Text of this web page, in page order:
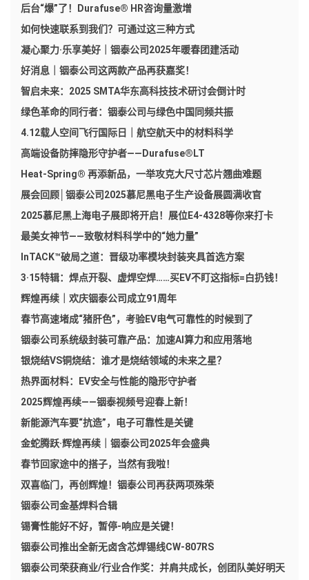
后台“爆”了！Durafuse® HR咨询量激增
如何快速联系到我们？可通过这三种方式
凝心聚力·乐享美好｜铟泰公司2025年暖春团建活动
好消息｜铟泰公司这两款产品再获嘉奖！
智启未来：2025 SMTA华东高科技技术研讨会倒计时
绿色革命的同行者：铟泰公司与绿色中国同频共振
4.12载人空间飞行国际日｜航空航天中的材料科学
高端设备防摔隐形守护者——Durafuse®LT
Heat-Spring® 再添新品，一举攻克大尺寸芯片翘曲难题
展会回顾│铟泰公司2025慕尼黑电子生产设备展圆满收官
2025慕尼黑上海电子展即将开启！展位E4-4328等你来打卡
最美女神节——致敬材料科学中的“她力量”
InTACK™破局之道：晋级功率模块封装夹具首选方案
3·15特辑：焊点开裂、虚焊空焊……买EV不盯这指标=白扔钱！
辉煌再续｜欢庆铟泰公司成立91周年
春节高速堵成“猪肝色”，考验EV电气可靠性的时候到了
铟泰公司系统级封装可靠产品：加速AI算力和应用落地
银烧结VS铜烧结：谁才是烧结领域的未来之星？
热界面材料：EV安全与性能的隐形守护者
2025辉煌再续——铟泰视频号迎春上新！
新能源汽车要“抗造”，电子可靠性是关键
金蛇腾跃·辉煌再续｜铟泰公司2025年会盛典
春节回家途中的搭子，当然有我啦！
双喜临门，再创辉煌！铟泰公司再获两项殊荣
铟泰公司金基焊料合辑
锡膏性能好不好，暂停-响应是关键！
铟泰公司推出全新无卤含芯焊锡线CW-807RS
铟泰公司荣获商业/行业合作奖：并肩共成长，创团队美好明天